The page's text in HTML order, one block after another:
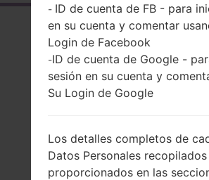
El
akaLG G4
Comparar
- ID de cuenta de FB - para
en su cuenta y comentar
Login de Facebook
-ID de cuenta de Google -
sesión en su cuenta y
Su Login de Google
Los detalles completos de
Datos Personales
proporcionados en las